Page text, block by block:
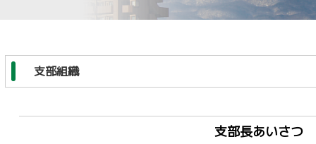
支部組織
支部長あいさつ